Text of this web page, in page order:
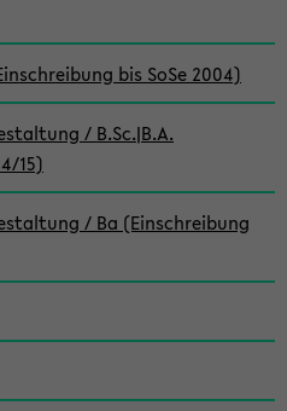
bis SoSe 2004)
/ B.Sc.|B.A.
15)
/ Ba (Einschreibung